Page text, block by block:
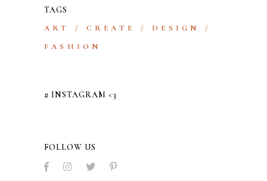
TAGS
ART CREATE
DESIGN
FASHION
# INSTAGRAM <3
FOLLOW US